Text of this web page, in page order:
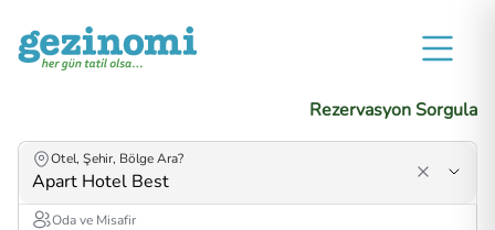
Rezervasyon Sorgula
Otel, Şehir, Bölge Ara?
Oda ve Misafir